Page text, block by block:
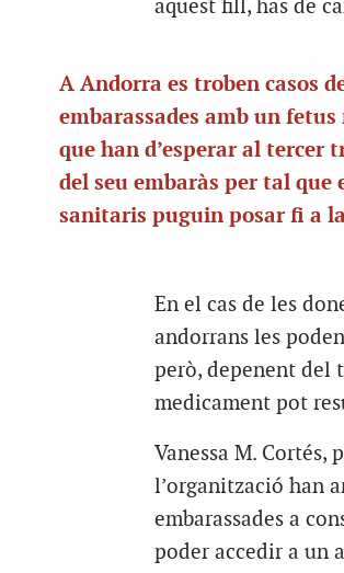
aquest fill, has de
A Andorra es troben casos
embarassades amb un fetus
que han d’esperar al tercer
del seu embaràs per tal que
sanitaris puguin posar fi a
En el cas de les
andorrans les
però, depenent del
medicament pot
Vanessa M. Cortés,
l’organització han
embarassades a
poder accedir a un